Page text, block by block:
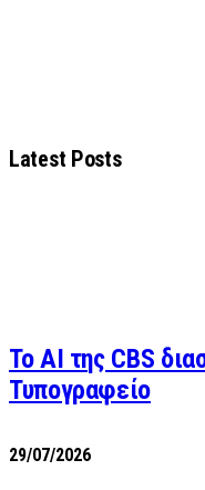
Latest Posts
Το AI της CBS
Τυπογραφείο
29/07/2026